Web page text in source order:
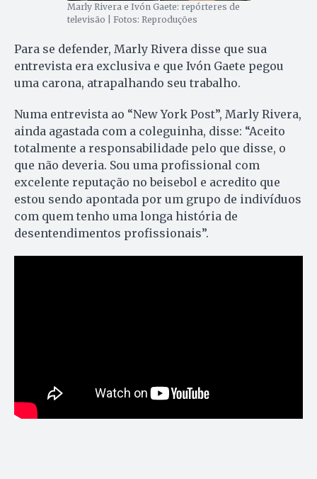
Marly Rivera e Ivón Gaete: repórteres de
televisão | Fotos: Reproduções
Para se defender, Marly Rivera disse que sua
entrevista era exclusiva e que Ivón Gaete pegou
uma carona, atrapalhando seu trabalho.
Numa entrevista ao “New York Post”, Marly Rivera,
ainda agastada com a coleguinha, disse: “Aceito
totalmente a responsabilidade pelo que disse, o
que não deveria. Sou uma profissional com
excelente reputação no beisebol e acredito que
estou sendo apontada por um grupo de indivíduos
com quem tenho uma longa história de
desentendimentos profissionais”.